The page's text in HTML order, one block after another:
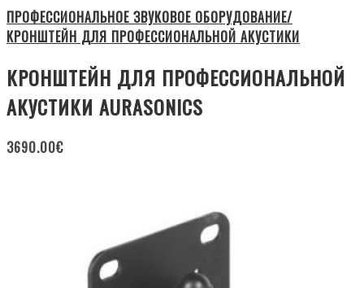
ПРОФЕССИОНАЛЬНОЕ ЗВУКОВОЕ ОБОРУДОВАНИЕ/
КРОНШТЕЙН ДЛЯ ПРОФЕССИОНАЛЬНОЙ АКУСТИКИ
КРОНШТЕЙН ДЛЯ ПРОФЕССИОНАЛЬНОЙ
АКУСТИКИ AURASONICS
3690.00€